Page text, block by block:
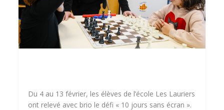
Du 4 au 13 février, les élèves de l’école Les Lauriers
ont relevé avec brio le défi « 10 jours sans écran ».